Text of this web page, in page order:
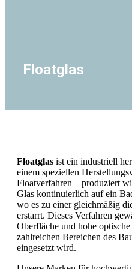
Floatglas
Floatglas ist ein industriell
einem speziellen
Floatverfahren – produziert
Glas kontinuierlich auf ein
wo es zu einer gleichmäßig
erstarrt. Dieses Verfahren
Oberfläche und hohe
zahlreichen Bereichen des
eingesetzt wird.